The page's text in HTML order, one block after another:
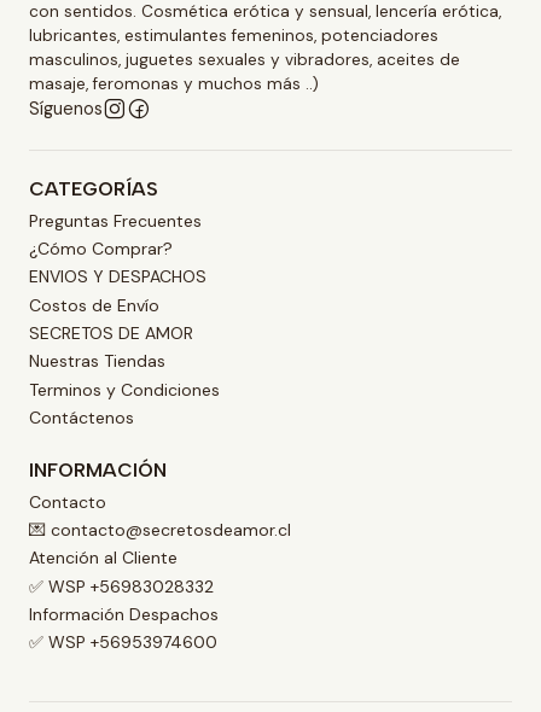
con sentidos. Cosmética erótica y sensual, lencería erótica,
lubricantes, estimulantes femeninos, potenciadores
masculinos, juguetes sexuales y vibradores, aceites de
masaje, feromonas y muchos más ..)
Síguenos
CATEGORÍAS
Preguntas Frecuentes
¿Cómo Comprar?
ENVIOS Y DESPACHOS
Costos de Envío
SECRETOS DE AMOR
Nuestras Tiendas
Terminos y Condiciones
Contáctenos
INFORMACIÓN
Contacto
💌 contacto@secretosdeamor.cl
Atención al Cliente
✅ WSP +56983028332
Información Despachos
✅ WSP +56953974600